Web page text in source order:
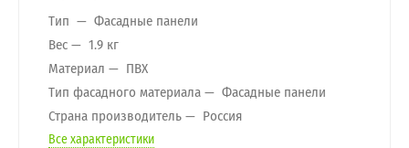
Тип
Фасадные панели
Вес
1.9 кг
Материал
ПВХ
Тип фасадного материала
Фасадные панели
Страна производитель
Россия
Все характеристики